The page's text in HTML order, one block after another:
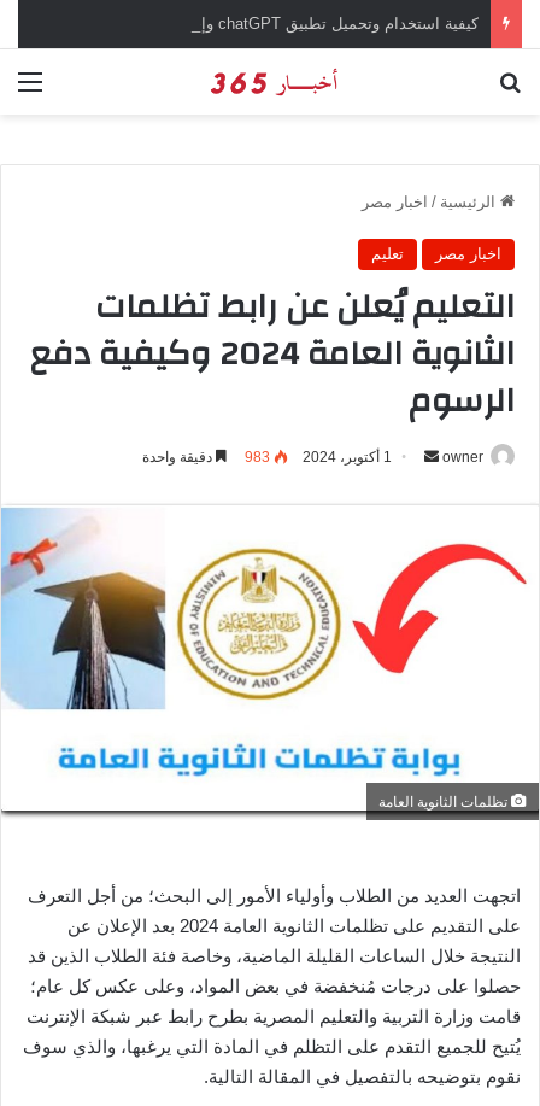
الرئيسية / اخبار مصر
اخبار مصر تعليم
التعليم يُعلن عن رابط تظلمات
الثانوية العامة 2024 وكيفية دفع
الرسوم
owner
ي
ل
ك
ت
ي
ا
1 أكتوبر، 2024 983 دقيقة واحدة
تظلمات الثانوية العامة
اتجهت العديد من الطلاب وأولياء الأمور إلى البحث؛ من أجل التعرف
على التقديم على تظلمات الثانوية العامة 2024 بعد الإعلان عن
النتيجة خلال الساعات القليلة الماضية، وخاصة فئة الطلاب الذين قد
حصلوا على درجات مُنخفضة في بعض المواد، وعلى عكس كل عام؛
قامت وزارة التربية والتعليم المصرية بطرح رابط عبر شبكة الإنترنت
يُتيح للجميع التقدم على التظلم في المادة التي يرغبها، والذي سوف
نقوم بتوضيحه بالتفصيل في المقالة التالية.